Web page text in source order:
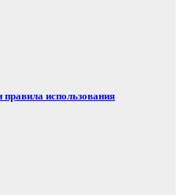
использования